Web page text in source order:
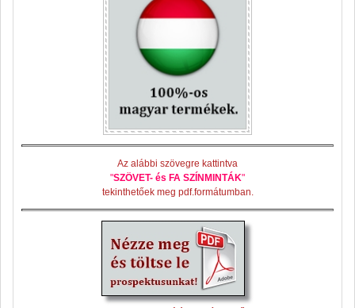
Az alábbi szövegre kattintva
"SZÖVET- és FA SZÍNMINTÁK"
tekinthetőek meg pdf.formátumban.